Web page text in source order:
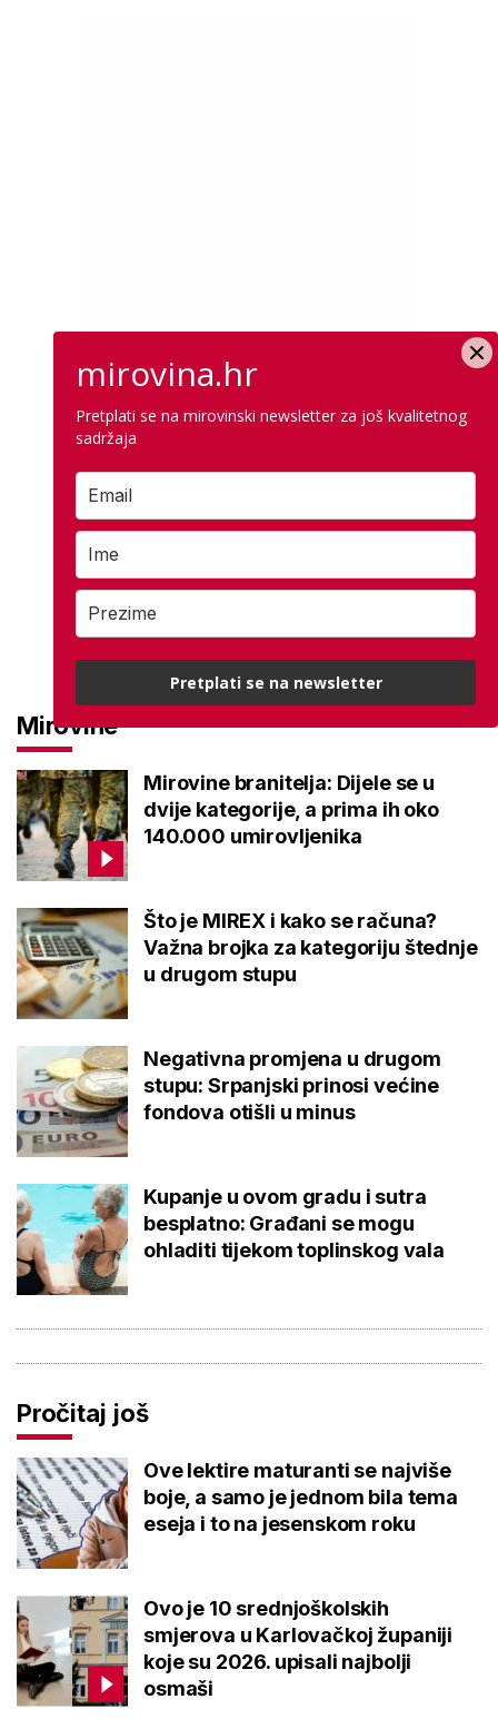
Mirovine
Mirovine branitelja: Dijele se u
dvije kategorije, a prima ih oko
140.000 umirovljenika
Što je MIREX i kako se računa?
Važna brojka za kategoriju štednje
u drugom stupu
Negativna promjena u drugom
stupu: Srpanjski prinosi većine
fondova otišli u minus
Kupanje u ovom gradu i sutra
besplatno: Građani se mogu
ohladiti tijekom toplinskog vala
Pročitaj još
Ove lektire maturanti se najviše
boje, a samo je jednom bila tema
eseja i to na jesenskom roku
Ovo je 10 srednjoškolskih
smjerova u Karlovačkoj županiji
koje su 2026. upisali najbolji
osmaši
mirovina.hr
Pretplati se na mirovinski newsletter za još kvalitetnog
sadržaja
Pretplati se na newsletter